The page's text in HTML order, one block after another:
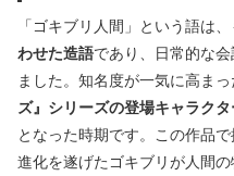
「ゴキブリ人間」という語は、
わせた造語であり、日常的な
ました。知名度が一気に高まっ
ズ』シリーズの登場キャラクタ
となった時期です。この作品
進化を遂げたゴキブリが人間